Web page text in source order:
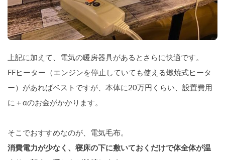
上記に加えて、電気の暖房器具があるとさらに快適です。
FFヒーター（エンジンを停止していても使える燃焼式ヒータ
ー）があればベストですが、本体に20万円くらい、設置費用
に＋αのお金がかかります。
そこでおすすめなのが、電気毛布。
消費電力が少なく、寝床の下に敷いておくだけで体全体が温